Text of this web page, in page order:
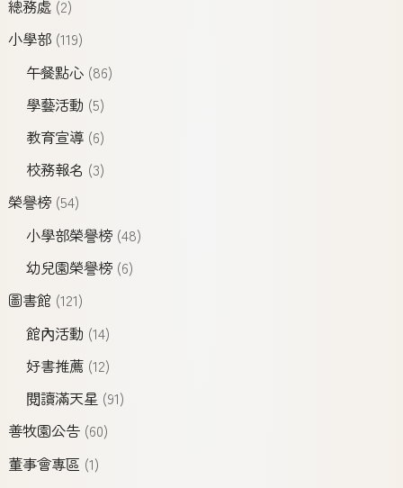
總務處(2)
小學部(119)
午餐點心(86)
學藝活動 (5)
教育宣導(6)
校務報名 (3)
榮譽榜(54)
小學部榮譽榜(48)
幼兒園榮譽榜(6)
圖書館(121)
館內活動 (14)
好書推薦(12)
閱讀滿天星 (91)
善牧園公告(60)
董事會專區 (1)